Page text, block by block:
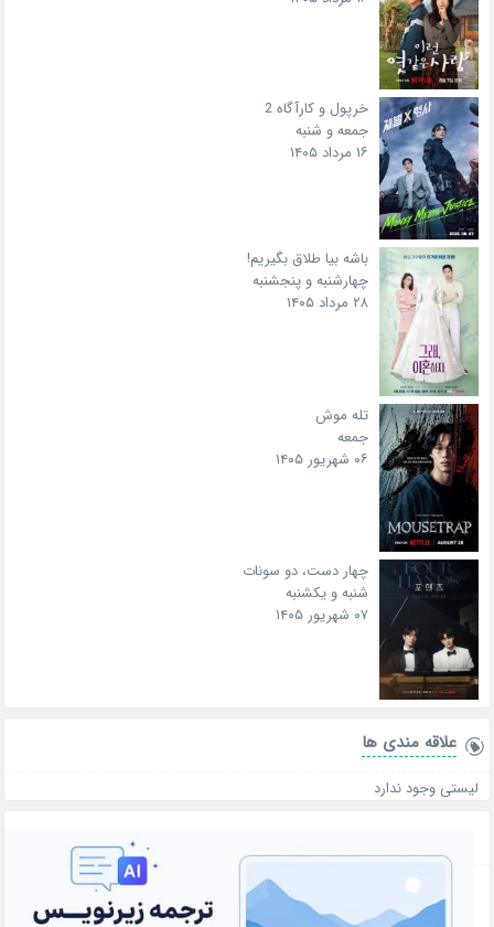
خرپول و کارآگاه 2
جمعه و شنبه
۱۶ مرداد ۱۴۰۵
باشه بیا طلاق بگیریم!
چهارشنبه و پنجشنبه
۲۸ مرداد ۱۴۰۵
تله موش
جمعه
۰۶ شهریور ۱۴۰۵
چهار دست، دو سونات
شنبه و یکشنبه
۰۷ شهریور ۱۴۰۵
علاقه‌ مندی ها
لیستی وجود ندارد